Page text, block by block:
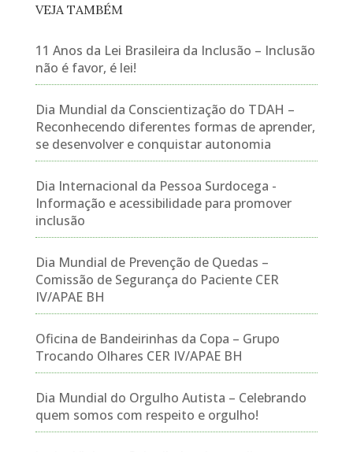
VEJA TAMBÉM
11 Anos da Lei Brasileira da Inclusão – Inclusão
não é favor, é lei!
Dia Mundial da Conscientização do TDAH –
Reconhecendo diferentes formas de aprender,
se desenvolver e conquistar autonomia
Dia Internacional da Pessoa Surdocega -
Informação e acessibilidade para promover
inclusão
Dia Mundial de Prevenção de Quedas –
Comissão de Segurança do Paciente CER
IV/APAE BH
Oficina de Bandeirinhas da Copa – Grupo
Trocando Olhares CER IV/APAE BH
Dia Mundial do Orgulho Autista – Celebrando
quem somos com respeito e orgulho!